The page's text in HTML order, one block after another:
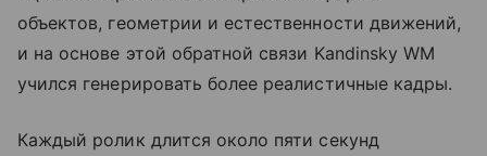
объектов, геометрии и естественности движений,
и на основе этой обратной связи Kandinsky WM
учился генерировать более реалистичные кадры.
Каждый ролик длится около пяти секунд